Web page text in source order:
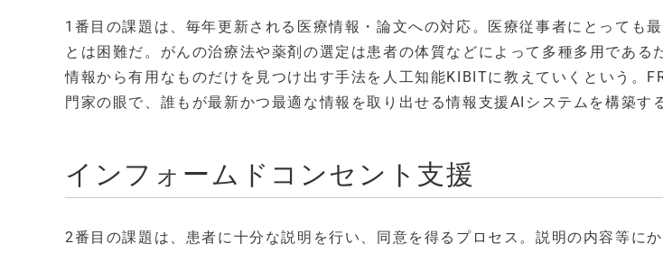
1番目の課題は、毎年更新される医療情報・論文への対応。医療従事者にとっても
とは困難だ。がんの治療法や薬剤の選定は患者の体質などによって多種多用である
情報から有用なものだけを見つけ出す手法を人工知能KIBITに教えていくという。
門家の眼で、誰もが最新かつ最適な情報を取り出せる情報支援AIシステムを構築す
インフォームドコンセント支援
2番目の課題は、患者に十分な説明を行い、同意を得るプロセス。説明の内容等に